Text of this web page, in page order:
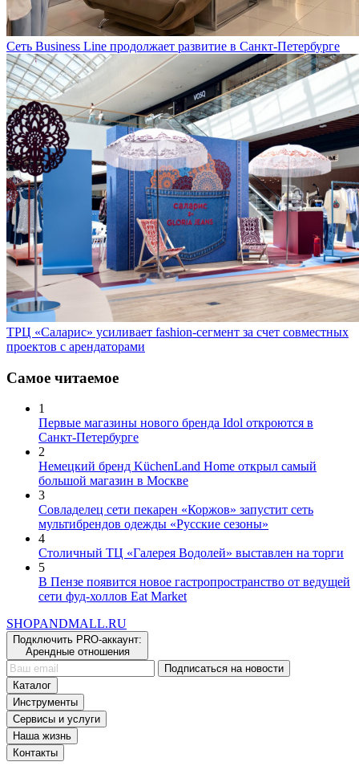
Сеть Business Line продолжает развитие в Санкт-Петербурге
ТРЦ «Саларис» усиливает fashion-сегмент за счет совместных
проектов с арендаторами
Самое читаемое
1
Первые магазины нового бренда Idol откроются в
Санкт-Петербурге
2
Немецкий бренд KüchenLand Home открыл самый
большой магазин в Москве
3
Совладелец сети пекарен «Коржов» запустит сеть
мультибрендов одежды «Русские сезоны»
4
Столичный ТЦ «Галерея Водолей» выставлен на торги
5
В Пензе появится новое гастропространство от ведущей
сети фуд-холлов Eat Market
SHOPANDMALL.RU
Подключить PRO-аккаунт:
Арендные отношения
Подписаться на новости
Каталог
Инструменты
Сервисы и услуги
Наша жизнь
Контакты